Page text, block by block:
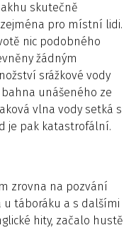
skutečně
pro místní lidi.
nic podobného
žádným
srážkové vody
unášeného ze
vlna vody setká s
je pak katastrofální.
zrovna na pozvání
u táboráku a s dalšími
hity, začalo hustě